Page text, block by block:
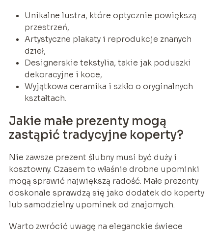
Unikalne lustra, które optycznie powiększą
przestrzeń,
Artystyczne plakaty i reprodukcje znanych
dzieł,
Designerskie tekstylia, takie jak poduszki
dekoracyjne i koce,
Wyjątkowa ceramika i szkło o oryginalnych
kształtach.
Jakie małe prezenty mogą
zastąpić tradycyjne koperty?
Nie zawsze prezent ślubny musi być duży i
kosztowny. Czasem to właśnie drobne upominki
mogą sprawić największą radość. Małe prezenty
doskonale sprawdzą się jako dodatek do koperty
lub samodzielny upominek od znajomych.
Warto zwrócić uwagę na eleganckie świece